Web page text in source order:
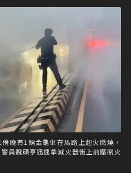
晚有1輛金龜車在馬路上起火燃燒，
員魏碩亨迅速拿滅火器衝上前壓制火